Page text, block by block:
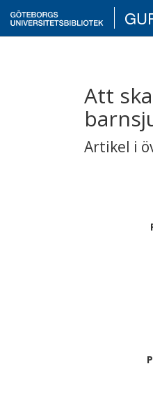
Att
Artikel i